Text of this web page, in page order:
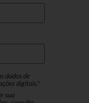
dados de
digitais.*
sua